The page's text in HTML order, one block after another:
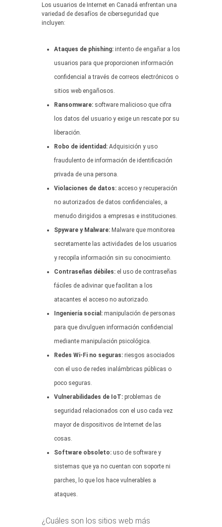
Los usuarios de Internet en Canadá enfrentan una
variedad de desafíos de ciberseguridad que
incluyen:
Ataques de phishing: intento de engañar a los
usuarios para que proporcionen información
confidencial a través de correos electrónicos o
sitios web engañosos.
Ransomware: software malicioso que cifra
los datos del usuario y exige un rescate por su
liberación.
Robo de identidad: Adquisición y uso
fraudulento de información de identificación
privada de una persona.
Violaciones de datos: acceso y recuperación
no autorizados de datos confidenciales, a
menudo dirigidos a empresas e instituciones.
Spyware y Malware: Malware que monitorea
secretamente las actividades de los usuarios
y recopila información sin su conocimiento.
Contraseñas débiles: el uso de contraseñas
fáciles de adivinar que facilitan a los
atacantes el acceso no autorizado.
Ingeniería social: manipulación de personas
para que divulguen información confidencial
mediante manipulación psicológica.
Redes Wi-Fi no seguras: riesgos asociados
con el uso de redes inalámbricas públicas o
poco seguras.
Vulnerabilidades de IoT: problemas de
seguridad relacionados con el uso cada vez
mayor de dispositivos de Internet de las
cosas.
Software obsoleto: uso de software y
sistemas que ya no cuentan con soporte ni
parches, lo que los hace vulnerables a
ataques.
¿Cuáles son los sitios web más